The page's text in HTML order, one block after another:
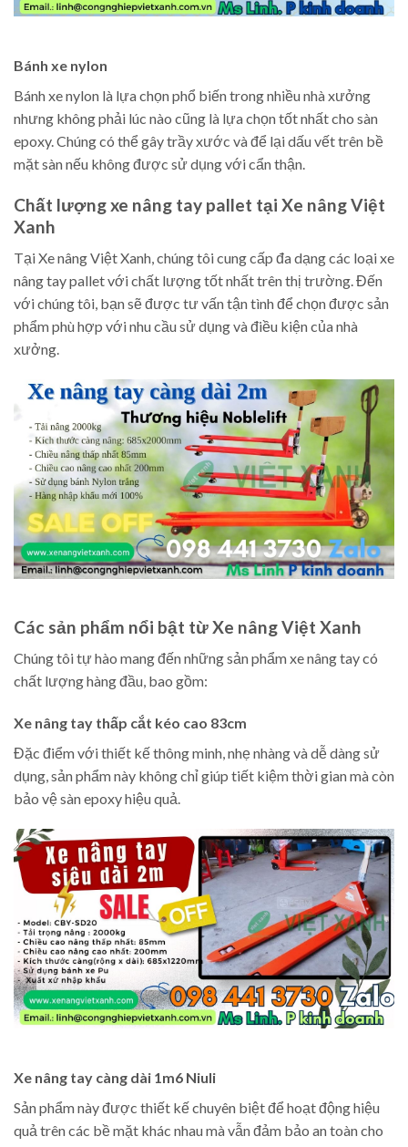
Bánh xe nylon
Bánh xe nylon là lựa chọn phổ biến trong nhiều nhà xưởng
nhưng không phải lúc nào cũng là lựa chọn tốt nhất cho sàn
epoxy. Chúng có thể gây trầy xước và để lại dấu vết trên bề
mặt sàn nếu không được sử dụng với cẩn thận.
Chất lượng xe nâng tay pallet tại Xe nâng Việt
Xanh
Tại Xe nâng Việt Xanh, chúng tôi cung cấp đa dạng các loại xe
nâng tay pallet với chất lượng tốt nhất trên thị trường. Đến
với chúng tôi, bạn sẽ được tư vấn tận tình để chọn được sản
phẩm phù hợp với nhu cầu sử dụng và điều kiện của nhà
xưởng.
Các sản phẩm nổi bật từ Xe nâng Việt Xanh
Chúng tôi tự hào mang đến những sản phẩm xe nâng tay có
chất lượng hàng đầu, bao gồm:
Xe nâng tay thấp cắt kéo cao 83cm
Đặc điểm với thiết kế thông minh, nhẹ nhàng và dễ dàng sử
dụng, sản phẩm này không chỉ giúp tiết kiệm thời gian mà còn
bảo vệ sàn epoxy hiệu quả.
Xe nâng tay càng dài 1m6 Niuli
Sản phẩm này được thiết kế chuyên biệt để hoạt động hiệu
quả trên các bề mặt khác nhau mà vẫn đảm bảo an toàn cho